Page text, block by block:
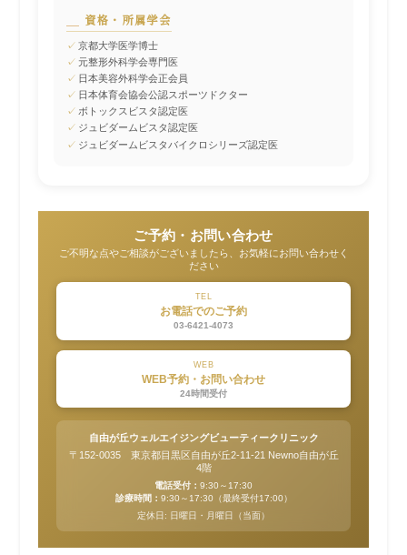
資格・所属学会
✓ 京都大学医学博士
✓ 元整形外科学会専門医
✓ 日本美容外科学会正会員
✓ 日本体育会協会公認スポーツドクター
✓ ボトックスビスタ認定医
✓ ジュビダームビスタ認定医
✓ ジュビダームビスタバイクロシリーズ認定医
ご予約・お問い合わせ
ご不明な点やご相談がございましたら、お気軽にお問い合わせく
ださい
TEL
お電話でのご予約
03-6421-4073
WEB
WEB予約・お問い合わせ
24時間受付
自由が丘ウェルエイジングビューティークリニック
〒152-0035 東京都目黒区自由が丘2-11-21 Newno自由が丘
4階
電話受付： 9:30～17:30
診療時間： 9:30～17:30（最終受付17:00）
定休日: 日曜日・月曜日（当面）